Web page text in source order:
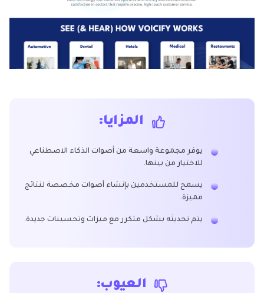
المزايا:
يوفر مجموعة واسعة من أصوات الذكاء الاصطناعي
للاختيار من بينها.
يسمح للمستخدمين بإنشاء أصوات مخصصة لنتائج
مميزة.
يتم تحديثه بشكل متكرر مع ميزات وتحسينات جديدة.
العيوب: